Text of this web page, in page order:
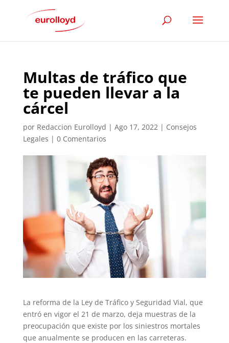
Multas de tráfico que
te pueden llevar a la
cárcel
por Redaccion Eurolloyd | Ago 17, 2022| Consejos
Legales | 0 Comentarios
La reforma de la Ley de Tráfico y Seguridad Vial, que
entró en vigor el 21 de marzo, deja muestras de la
preocupación que existe por los siniestros mortales
que anualmente se producen en las carreteras.